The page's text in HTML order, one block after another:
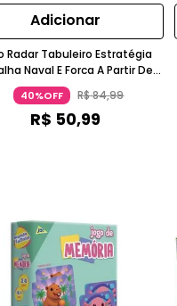
Adicionar
Radar Tabuleiro Estratégia
Naval E Forca A Partir De
Oito Anos Grow
40%OFF R$84,99
R$ 50,99